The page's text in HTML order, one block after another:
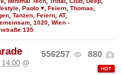
, Paolo ♥, Feiern, Thomas,
, Tanzen, Feiern, AT,
, 1020, Wien -
135
556257 880
14:00 @